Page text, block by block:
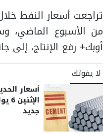
من الأسبوع الماضي،
أوبك+ رفع الإنتاج،
لا يفوتك
أسعار
جديد